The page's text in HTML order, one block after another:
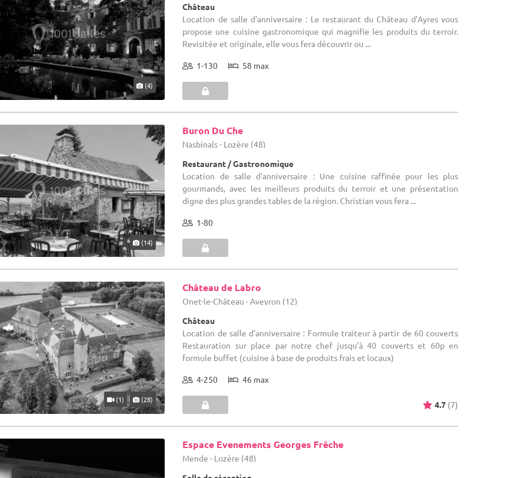
(4)
Château
Location de salle d'anniversaire : Le restaurant du Château d’Ayres vous
propose une cuisine gastronomique qui magnifie les produits du terroir.
Revisitée et originale, elle vous fera découvrir ou ...
1-130 58 max
(14)
Buron Du Che
Nasbinals - Lozère (48)
Restaurant / Gastronomique
Location de salle d'anniversaire : Une cuisine raffinée pour les plus
gourmands, avec les meilleurs produits du terroir et une présentation
digne des plus grandes tables de la région. Christian vous fera ...
1-80
(1) (28)
Château de Labro
Onet-le-Château - Aveyron (12)
Château
Location de salle d'anniversaire : Formule traiteur à partir de 60 couverts
Restauration sur place par notre chef jusqu'à 40 couverts et 60p en
formule buffet (cuisine à base de produits frais et locaux)
4-250 46 max
4.7 (7)
Espace Evenements Georges Frêche
Mende - Lozère (48)